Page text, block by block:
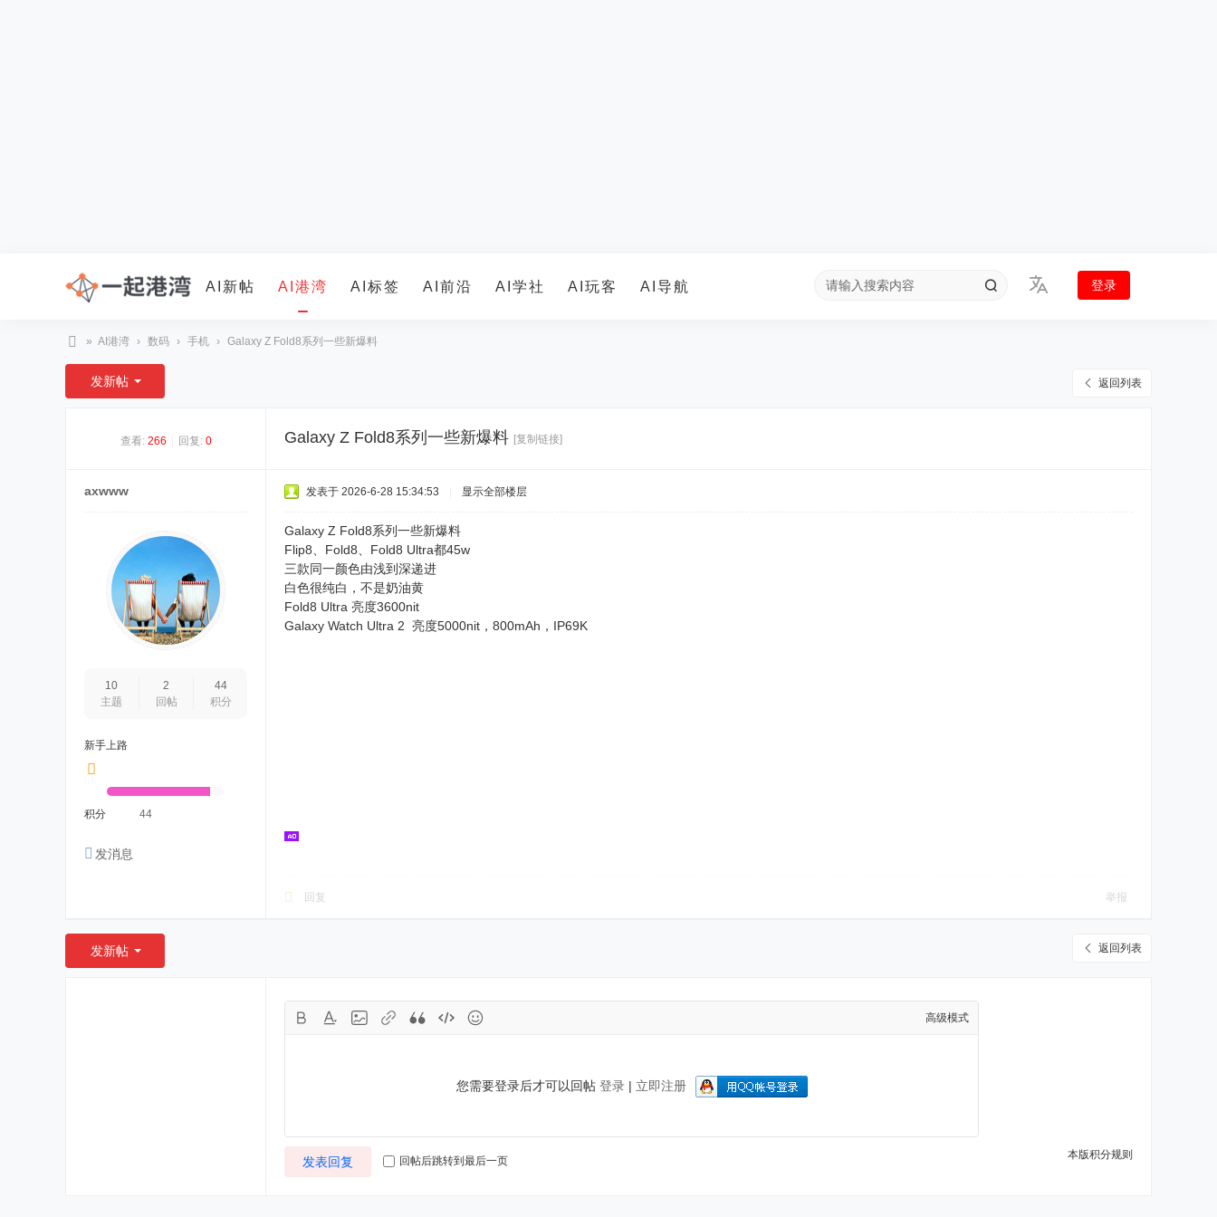
AI新帖 AI港湾 AI标签 AI前沿 AI学社 AI玩客 AI导航 登录
一
起
» AI港湾 › 数码 › 手机 › Galaxy Z Fold8系列一些新爆料
返回列表
发新帖
查看: 266 回复: 0 Galaxy Z Fold8系列一些新爆料 [复制链接]
axwww
10
主题
2
回帖
44
积分
新手上路
积分 44
发消息
发表于 2026-6-28 15:34:53 显示全部楼层
Galaxy Z Fold8系列一些新爆料
Flip8、Fold8、Fold8 Ultra都45w
三款同一颜色由浅到深递进
白色很纯白，不是奶油黄
Fold8 Ultra 亮度3600nit
Galaxy Watch Ultra 2 亮度5000nit，800mAh，IP69K ​​​
回复 举报
返回列表
发新帖
高级模式
您需要登录后才可以回帖 登录| 立即注册
本版积分规则
发表回复 回帖后跳转到最后一页